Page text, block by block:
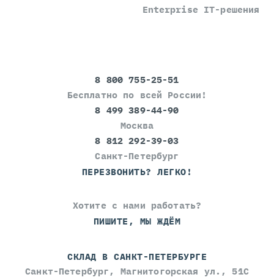
Enterprise IT-решения
8 800 755-25-51
Бесплатно по всей России!
8 499 389-44-90
Москва
8 812 292-39-03
Санкт-Петербург
ПЕРЕЗВОНИТЬ? ЛЕГКО!
Хотите с нами работать?
ПИШИТЕ, МЫ ЖДЁМ
СКЛАД В САНКТ-ПЕТЕРБУРГЕ
Санкт-Петербург, Магнитогорская ул., 51С